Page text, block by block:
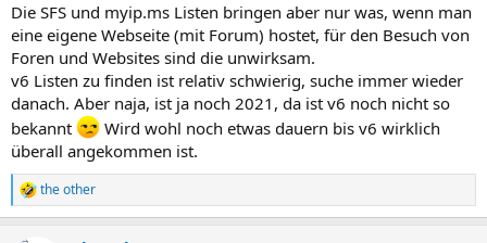
Die SFS und myip.ms Listen bringen aber nur was, wenn man
eine eigene Webseite (mit Forum) hostet, für den Besuch von
Foren und Websites sind die unwirksam.
v6 Listen zu finden ist relativ schwierig, suche immer wieder
danach. Aber naja, ist ja noch 2021, da ist v6 noch nicht so
bekannt
Wird wohl noch etwas dauern bis v6 wirklich
überall angekommen ist.
R
e
the other